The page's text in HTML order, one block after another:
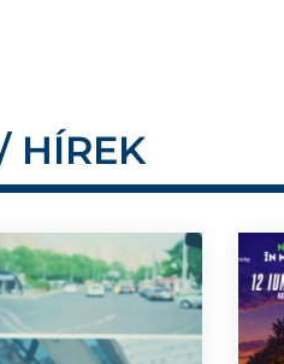
HÍREK